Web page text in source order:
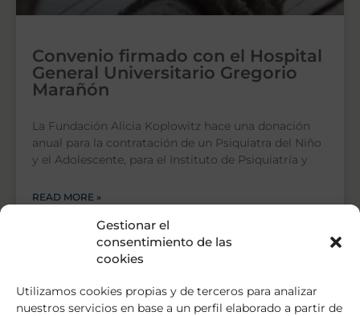
Gestionar el
consentimiento de las
cookies
Utilizamos cookies propias y de terceros para analizar
nuestros servicios en base a un perfil elaborado a partir de
Convenio firmado con el Hospital
General Universitario Gregorio
Marañón
La Fundación Alicia Koplowitz hace una donación
anual para la contratación de un Psiquiatra del Niño
y el Adolescente, para el Instituto de Psiquiatría y
READ MORE »